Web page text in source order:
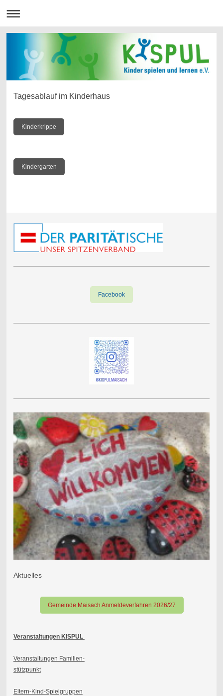
Tagesablauf im Kinderhaus
Kinderkrippe
Kindergarten
Facebook
Aktuelles
Gemeinde Maisach Anmeldeverfahren 2026/27
Veranstaltungen KISPUL
Veranstaltungen Familien-
stützpunkt
Eltern-Kind-Spielgruppen